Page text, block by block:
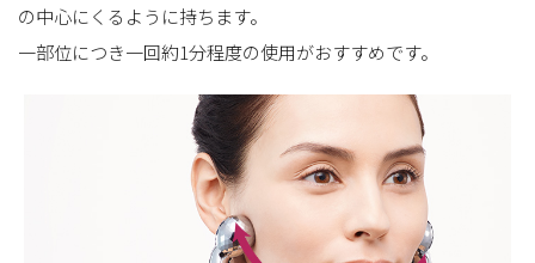
の中⼼にくるように持ちます。
⼀部位につき⼀回約1分程度の使⽤がおすすめです。